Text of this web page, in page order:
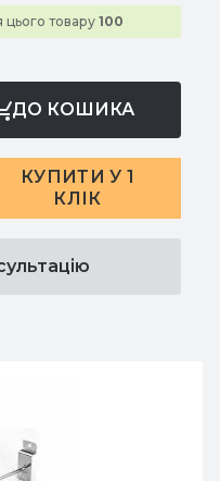
цього товару 100
ДО КОШИКА
КУПИТИ У 1
КЛІК